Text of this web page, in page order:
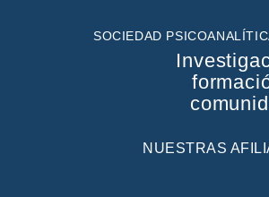
SOCIEDAD
NUESTRAS